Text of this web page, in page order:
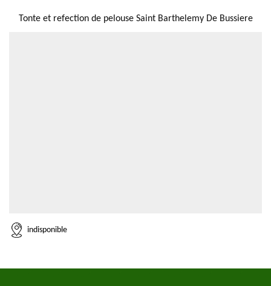
Tonte et refection de pelouse Saint Barthelemy De Bussiere
indisponible